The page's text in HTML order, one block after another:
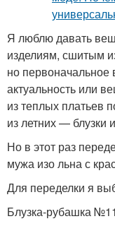
Я люблю давать
изделиям, сшитым
но первоначальное
актуальность или
из теплых платьев
из летних — блузки
Но в этот раз
мужа изо льна с
Для переделки я
Блузка-рубашка